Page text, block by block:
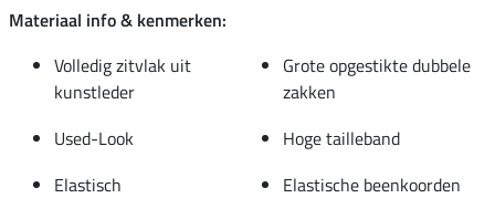
Materiaal info & kenmerken:
Volledig zitvlak uit
kunstleder
Grote opgestikte dubbele
zakken
Used-Look
Hoge tailleband
Elastisch
Elastische beenkoorden